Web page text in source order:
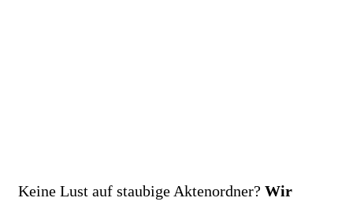
Keine Lust auf staubige Aktenordner? Wir